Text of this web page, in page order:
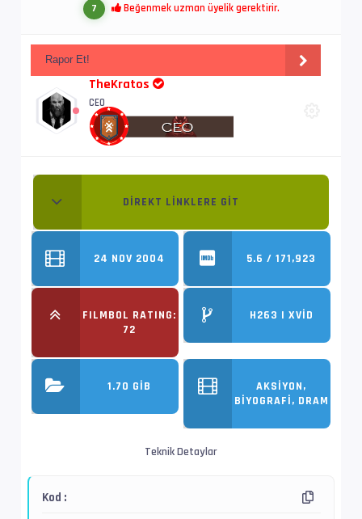
7 Beğenmek uzman üyelik gerektirir.
Rapor Et!
TheKratos
CEO
DIREKT LINKLERE GIT
24 NOV 2004 5.6 / 171,923
FILMBOL RATING:
72
H263 | XVID
1.70 GIB
AKSIYON,
BIYOGRAFI, DRAM
Teknik Detaylar
Kod :